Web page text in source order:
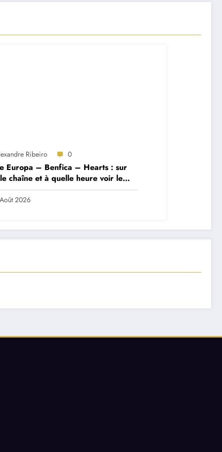
Ribeiro 0
Europa – Benfica – Hearts : sur
chaîne et à quelle heure voir le
?
2026